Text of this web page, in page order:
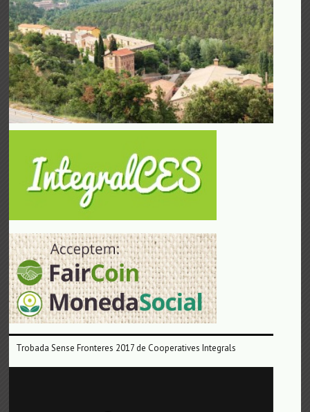
Trobada Sense Fronteres 2017 de Cooperatives Integrals